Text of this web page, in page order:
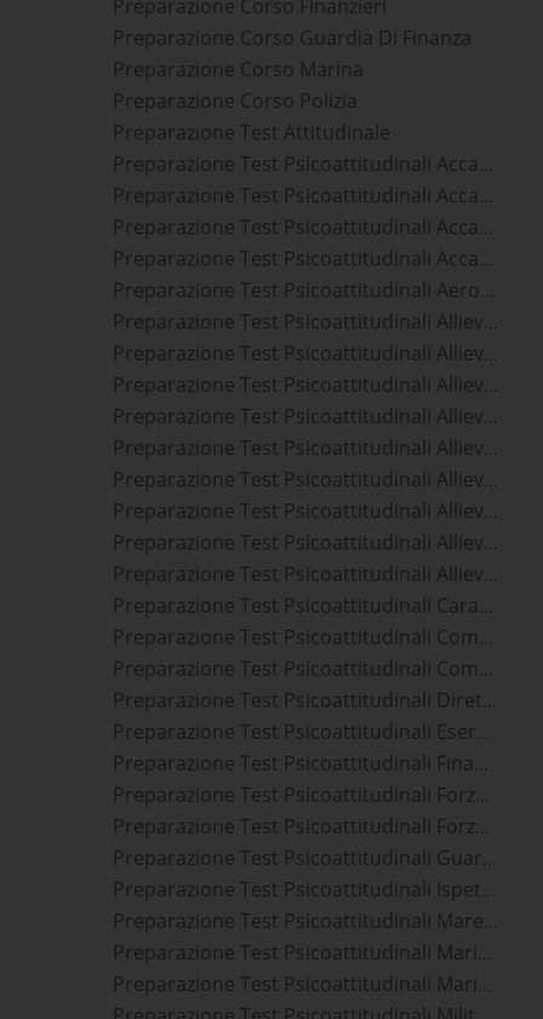
Preparazione Corso Finanzieri
Preparazione Corso Guardia Di Finanza
Preparazione Corso Marina
Preparazione Corso Polizia
Preparazione Test Attitudinale
Preparazione Test Psicoattitudinali Accademia Ufficiali Aeronautica Militare
Preparazione Test Psicoattitudinali Accademia Ufficiali Carabinieri
Preparazione Test Psicoattitudinali Accademia Ufficiali Guardia Di Finanza
Preparazione Test Psicoattitudinali Accademia Ufficiali Marina Militare
Preparazione Test Psicoattitudinali Aeronautica
Preparazione Test Psicoattitudinali Allievi Agenti Polizia Di Stato
Preparazione Test Psicoattitudinali Allievi Agenti Polizia Penitenziaria
Preparazione Test Psicoattitudinali Allievi Carabinieri
Preparazione Test Psicoattitudinali Allievi Finanzieri
Preparazione Test Psicoattitudinali Allievi Marescialli Aeronautica Militare
Preparazione Test Psicoattitudinali Allievi Marescialli Carabinieri
Preparazione Test Psicoattitudinali Allievi Marescialli Esercito
Preparazione Test Psicoattitudinali Allievi Marescialli Guardia Di Finanza
Preparazione Test Psicoattitudinali Allievi Marescialli Marina Militare
Preparazione Test Psicoattitudinali Carabinieri
Preparazione Test Psicoattitudinali Commissari Polizia Di Stato
Preparazione Test Psicoattitudinali Commissari Polizia Penitenziaria
Preparazione Test Psicoattitudinali Direttori Vigili Del Fuoco
Preparazione Test Psicoattitudinali Esercito
Preparazione Test Psicoattitudinali Finanzieri
Preparazione Test Psicoattitudinali Forze Armate
Preparazione Test Psicoattitudinali Forze Dell'ordine
Preparazione Test Psicoattitudinali Guardia Di Finanza
Preparazione Test Psicoattitudinali Ispettori Vigili Del Fuoco
Preparazione Test Psicoattitudinali Marescialli
Preparazione Test Psicoattitudinali Marina
Preparazione Test Psicoattitudinali Marina Militare